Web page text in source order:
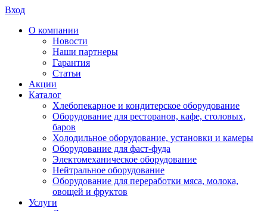
Вход
О компании
Новости
Наши партнеры
Гарантия
Статьи
Акции
Каталог
Хлебопекарное и кондитерское оборудование
Оборудование для ресторанов, кафе, столовых,
баров
Холодильное оборудование, установки и камеры
Оборудование для фаст-фуда
Электомеханическое оборудование
Нейтральное оборудование
Оборудование для переработки мяса, молока,
овощей и фруктов
Услуги